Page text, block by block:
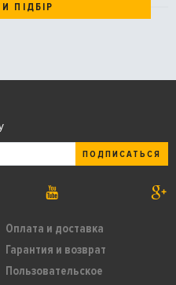
ПІДБІР
Оплата и доставка
Гарантия и возврат
Пользовательское
ПОДПИСАТЬСЯ